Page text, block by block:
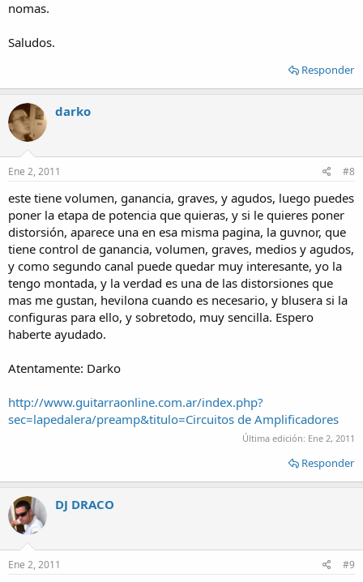
nomas.
Saludos.
Responder
darko
Ene 2, 2011 #8
este tiene volumen, ganancia, graves, y agudos, luego puedes
poner la etapa de potencia que quieras, y si le quieres poner
distorsión, aparece una en esa misma pagina, la guvnor, que
tiene control de ganancia, volumen, graves, medios y agudos,
y como segundo canal puede quedar muy interesante, yo la
tengo montada, y la verdad es una de las distorsiones que
mas me gustan, hevilona cuando es necesario, y blusera si la
configuras para ello, y sobretodo, muy sencilla. Espero
haberte ayudado.
Atentamente: Darko
http://www.guitarraonline.com.ar/index.php?
sec=lapedalera/preamp&titulo=Circuitos de Amplificadores
Última edición: Ene 2, 2011
Responder
DJ DRACO
Ene 2, 2011 #9